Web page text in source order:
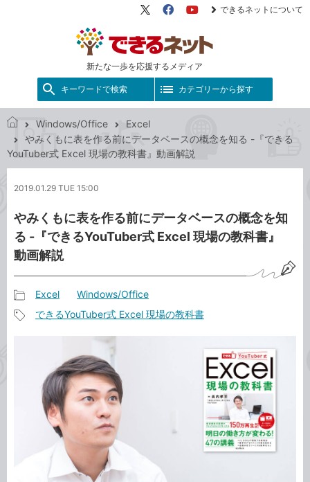
新たな一歩を応援するメディア
X（旧
FacebookYouTube
できるネットについて
キーワードで検索 カテゴリーから探す
で
き
ッ
Windows/Office
Excel
やみくもに表を作る前にデータベースの概念を知る -『できる
YouTuber式 Excel 現場の教科書』動画解説
2019.01.29 TUE 15:00
やみくもに表を作る前にデータベースの概念を知
る -『できるYouTuber式 Excel 現場の教科書』
動画解説
事
Excel Windows/Office
できるYouTuber式 Excel 現場の教科書